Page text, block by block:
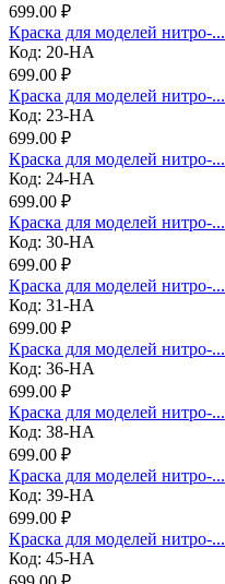
699.00 ₽
Краска для моделей нитро-...
Код: 20-НА
699.00 ₽
Краска для моделей нитро-...
Код: 23-НА
699.00 ₽
Краска для моделей нитро-...
Код: 24-НА
699.00 ₽
Краска для моделей нитро-...
Код: 30-НА
699.00 ₽
Краска для моделей нитро-...
Код: 31-НА
699.00 ₽
Краска для моделей нитро-...
Код: 36-НА
699.00 ₽
Краска для моделей нитро-...
Код: 38-НА
699.00 ₽
Краска для моделей нитро-...
Код: 39-НА
699.00 ₽
Краска для моделей нитро-...
Код: 45-НА